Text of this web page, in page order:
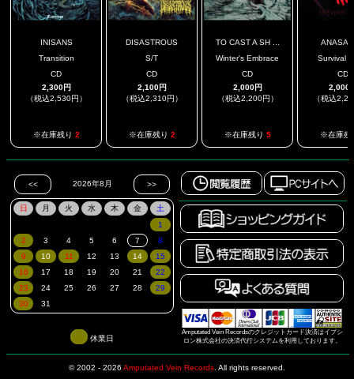
INISANS
Transition
CD
2,300円
（税込2,530円）
※在庫残り 2
DISASTROUS
S/T
CD
2,100円
（税込2,310円）
※在庫残り 2
TO CAST A SH ...
Winter's Embrace
CD
2,000円
（税込2,200円）
※在庫残り 5
Survival
CD
2,000
（税込
※在庫残
Amputated Vein Recordsのクレジットカード決済はイプシ
ロン株式会社の決済代行システムを利用しております。
休業日
© 2002 - 2026 Amputated Vein Records All rights reserved.